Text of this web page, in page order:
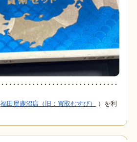
福田屋鹿沼店（旧：買取むすび）
）を利